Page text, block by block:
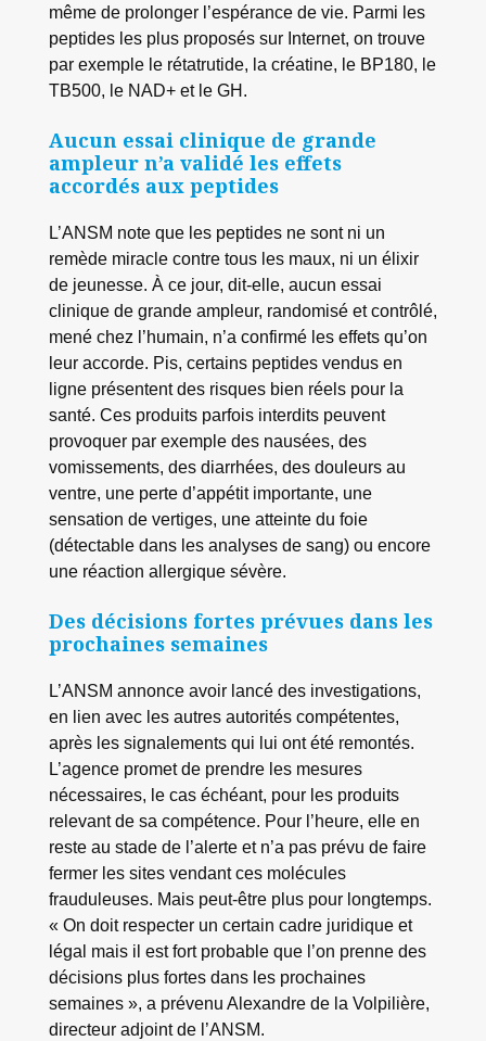
même de prolonger l’espérance de vie. Parmi les
peptides les plus proposés sur Internet, on trouve
par exemple le rétatrutide, la créatine, le BP180, le
TB500, le NAD+ et le GH.
Aucun essai clinique de grande
ampleur n’a validé les effets
accordés aux peptides
L’ANSM note que les peptides ne sont ni un
remède miracle contre tous les maux, ni un élixir
de jeunesse. À ce jour, dit-elle, aucun essai
clinique de grande ampleur, randomisé et contrôlé,
mené chez l’humain, n’a confirmé les effets qu’on
leur accorde. Pis, certains peptides vendus en
ligne présentent des risques bien réels pour la
santé. Ces produits parfois interdits peuvent
provoquer par exemple des nausées, des
vomissements, des diarrhées, des douleurs au
ventre, une perte d’appétit importante, une
sensation de vertiges, une atteinte du foie
(détectable dans les analyses de sang) ou encore
une réaction allergique sévère.
Des décisions fortes prévues dans les
prochaines semaines
L’ANSM annonce avoir lancé des investigations,
en lien avec les autres autorités compétentes,
après les signalements qui lui ont été remontés.
L’agence promet de prendre les mesures
nécessaires, le cas échéant, pour les produits
relevant de sa compétence. Pour l’heure, elle en
reste au stade de l’alerte et n’a pas prévu de faire
fermer les sites vendant ces molécules
frauduleuses. Mais peut-être plus pour longtemps.
« On doit respecter un certain cadre juridique et
légal mais il est fort probable que l’on prenne des
décisions plus fortes dans les prochaines
semaines », a prévenu Alexandre de la Volpilière,
directeur adjoint de l’ANSM.